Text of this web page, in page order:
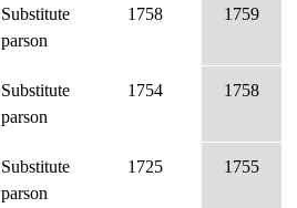
Substitute
parson
1758 1759
Substitute
parson
1754 1758
Substitute
parson
1725 1755